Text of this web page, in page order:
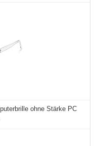
ohne Stärke PC